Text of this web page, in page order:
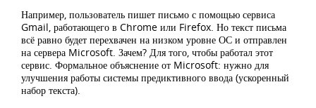
Например, пользователь пишет письмо с помощью сервиса
Gmail, работающего в Chrome или Firefox. Но текст письма
всё равно будет перехвачен на низком уровне ОС и отправлен
на сервера Microsoft. Зачем? Для того, чтобы работал этот
сервис. Формальное объяснение от Microsoft: нужно для
улучшения работы системы предиктивного ввода (ускоренный
набор текста).